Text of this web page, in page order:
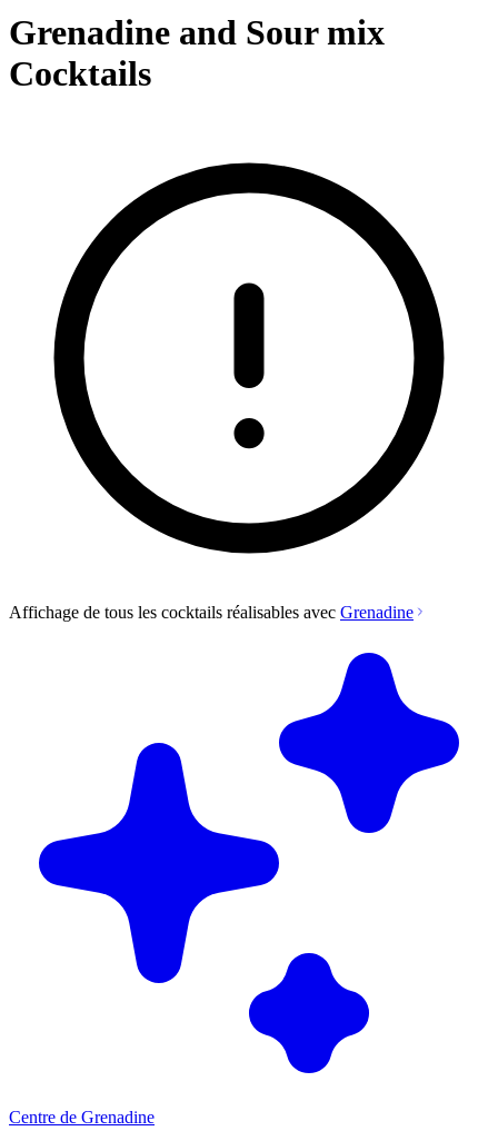
Grenadine and Sour mix
Cocktails
Affichage de tous les cocktails réalisables avec Grenadine
Centre de Grenadine